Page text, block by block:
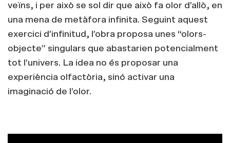
veïns, i per això se sol dir que això fa olor d’allò, en
una mena de metàfora infinita. Seguint aquest
exercici d’infinitud, l’obra proposa unes “olors-
objecte” singulars que abastarien potencialment
tot l’univers. La idea no és proposar una
experiència olfactòria, sinó activar una
imaginació de l’olor.